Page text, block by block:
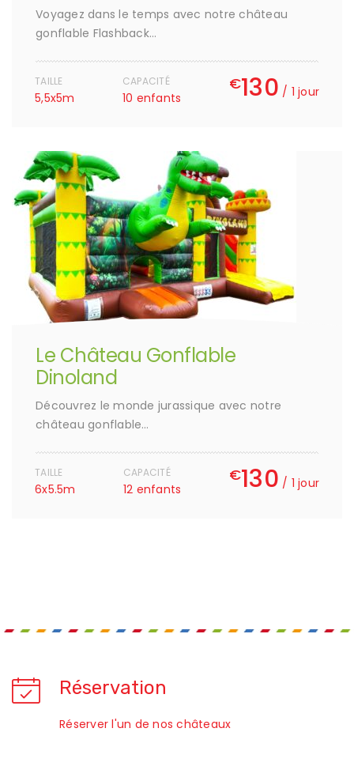
Voyagez dans le temps avec notre château
gonflable Flashback…
TAILLE
5,5x5m
CAPACITÉ
10 enfants
€130 / 1 jour
Le Château Gonflable
Dinoland
Découvrez le monde jurassique avec notre
château gonflable…
TAILLE
6x5.5m
CAPACITÉ
12 enfants
€130 / 1 jour
Réservation
Réserver l'un de nos châteaux